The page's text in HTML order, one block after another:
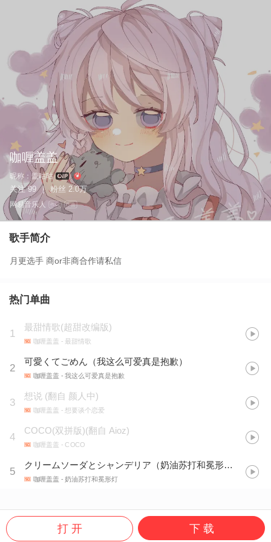
咖喱盖盖
昵称： 盖咕咕
关注 99 | 粉丝 2.0万
网易音乐人 作词 作曲
歌手简介
月更选手 商or非商合作请私信
热门单曲
1
最甜情歌(超甜改编版)
咖喱盖盖 - 最甜情歌
2
可愛くてごめん（我这么可爱真是抱歉）
咖喱盖盖 - 我这么可爱真是抱歉
3
想说 (翻自 颜人中)
咖喱盖盖 - 想要谈个恋爱
4
COCO(双拼版)(翻自 Aioz)
咖喱盖盖 - COCO
5
クリームソーダとシャンデリア（奶油苏打和冕形灯）
咖喱盖盖 - 奶油苏打和冕形灯
打 开 下 载